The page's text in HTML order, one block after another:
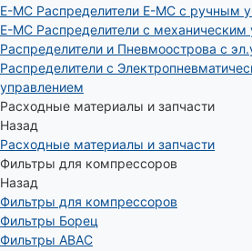
E-MC Распределители E-MC с ручным
E-MC Распределители с механическим
Распределители и Пневмоострова с
Распределители с
управлением
Расходные материалы и запчасти
Назад
Расходные материалы и запчасти
Фильтры для компрессоров
Назад
Фильтры для компрессоров
Фильтры Борец
Фильтры ABAC